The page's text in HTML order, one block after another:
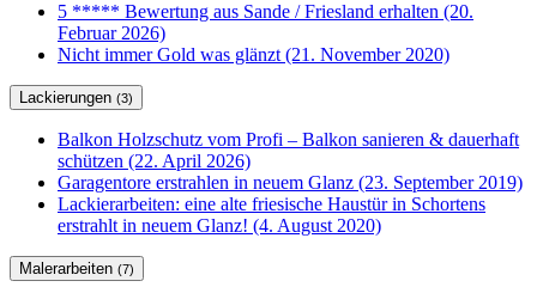
5 ***** Bewertung aus Sande / Friesland erhalten (20.
Februar 2026)
Nicht immer Gold was glänzt (21. November 2020)
Lackierungen (3)
Balkon Holzschutz vom Profi – Balkon sanieren & dauerhaft
schützen (22. April 2026)
Garagentore erstrahlen in neuem Glanz (23. September 2019)
Lackierarbeiten: eine alte friesische Haustür in Schortens
erstrahlt in neuem Glanz! (4. August 2020)
Malerarbeiten (7)